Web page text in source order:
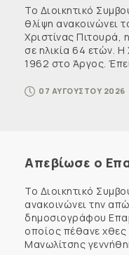
Το Διοικητικό
θλίψη ανακοινώνει
Χριστίνας Πιτουρά,
σε ηλικία 64 ετών. Η
1962 στο Άργος.
07 ΑΥΓΟΥΣΤΟΥ 2026
Απεβίωσε ο
Το Διοικητικό
ανακοινώνει την
δημοσιογράφου
οποίος πέθανε
Μανωλίτσης